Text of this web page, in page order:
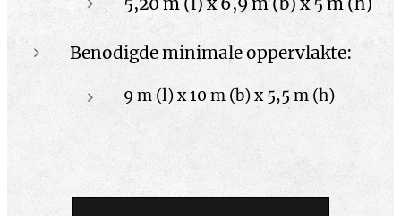
Benodigde minimale oppervlakte:
9 m (l) x 10 m (b) x 5,5 m (h)